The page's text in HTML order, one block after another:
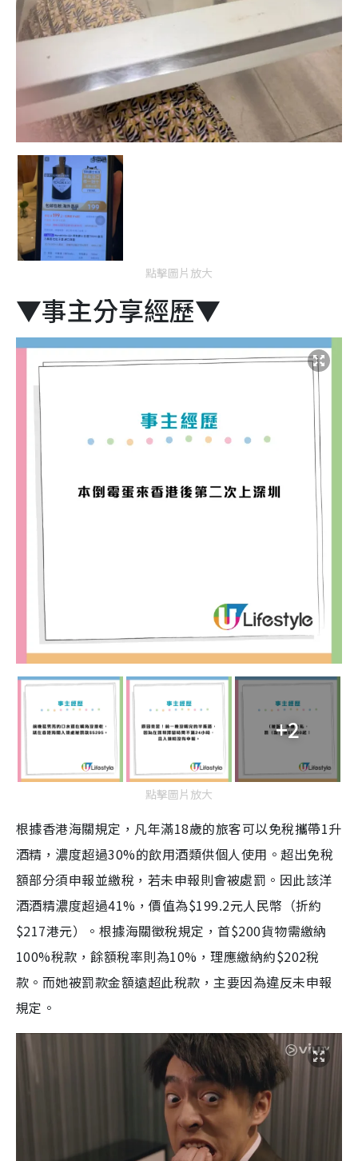
點擊圖片放大
▼事主分享經歷▼
+2
點擊圖片放大
根據香港海關規定，凡年滿18歲的旅客可以免稅攜帶1升
酒精，濃度超過30%的飲用酒類供個人使用。超出免稅
額部分須申報並繳稅，若未申報則會被處罰。因此該洋
酒酒精濃度超過41%，價值為$199.2元人民幣（折約
$217港元）。根據海關徵稅規定，首$200貨物需繳納
100%稅款，餘額稅率則為10%，理應繳納約$202稅
款。而她被罰款金額遠超此稅款，主要因為違反未申報
規定。